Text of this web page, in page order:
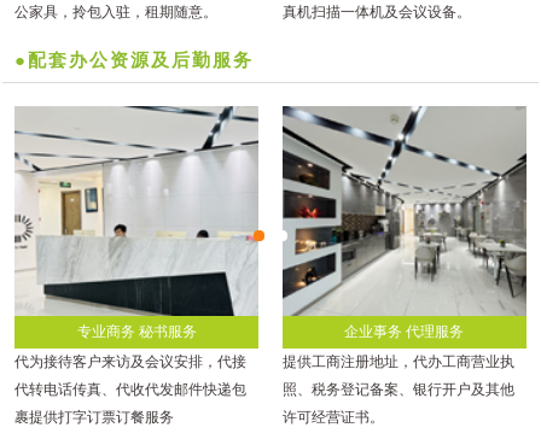
公家具，拎包入驻，租期随意。
真机扫描一体机及会议设备。
●配套办公资源及后勤服务
专业商务 秘书服务
代为接待客户来访及会议安排，代接
代转电话传真、代收代发邮件快递包
裹提供打字订票订餐服务
企业事务 代理服务
提供工商注册地址，代办工商营业执
照、税务登记备案、银行开户及其他
许可经营证书。